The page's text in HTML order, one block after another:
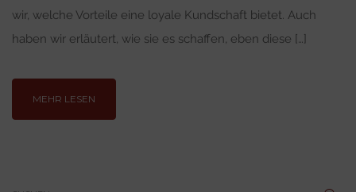
wir, welche Vorteile eine loyale Kundschaft bietet. Auch
haben wir erläutert, wie sie es schaffen, eben diese […]
MEHR LESEN